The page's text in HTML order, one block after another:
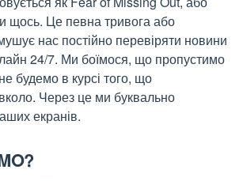
щось. Це певна тривога або
нас постійно перевіряти новини
24/7. Ми боїмося, що пропустимо
будемо в курсі того, що
Через це ми буквально
екранів.